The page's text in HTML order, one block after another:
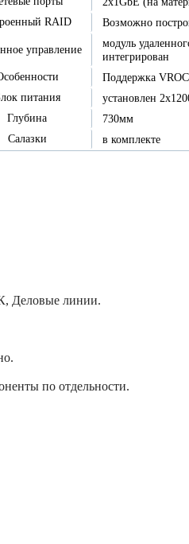
RAID
Возможно
управление
модуль
интегрирован
Поддержка
питания
установлен
Глубина
730мм
Салазки
в комплекте
Деловые линии.
по отдельности.